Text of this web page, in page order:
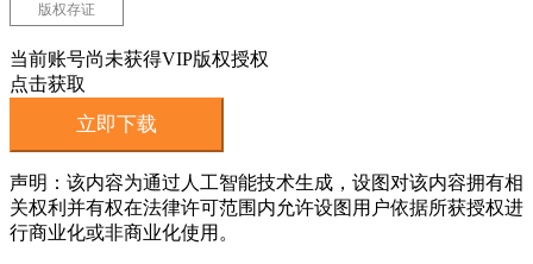
版权存证
当前账号尚未获得VIP版权授权
点击获取
立即下载
声明：该内容为通过人工智能技术生成，设图对该内容拥有相
关权利并有权在法律许可范围内允许设图用户依据所获授权进
行商业化或非商业化使用。